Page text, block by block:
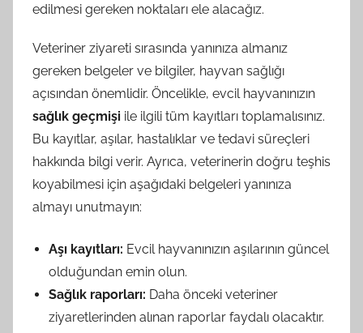
edilmesi gereken noktaları ele alacağız.
Veteriner ziyareti sırasında yanınıza almanız
gereken belgeler ve bilgiler, hayvan sağlığı
açısından önemlidir. Öncelikle, evcil hayvanınızın
sağlık geçmişi ile ilgili tüm kayıtları toplamalısınız.
Bu kayıtlar, aşılar, hastalıklar ve tedavi süreçleri
hakkında bilgi verir. Ayrıca, veterinerin doğru teşhis
koyabilmesi için aşağıdaki belgeleri yanınıza
almayı unutmayın:
Aşı kayıtları: Evcil hayvanınızın aşılarının güncel
olduğundan emin olun.
Sağlık raporları: Daha önceki veteriner
ziyaretlerinden alınan raporlar faydalı olacaktır.